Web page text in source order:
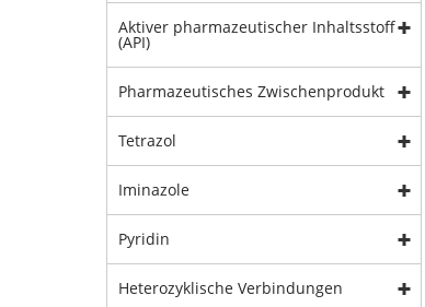
Aktiver pharmazeutischer Inhaltsstoff
(API)
Pharmazeutisches Zwischenprodukt
Tetrazol
Iminazole
Pyridin
Heterozyklische Verbindungen